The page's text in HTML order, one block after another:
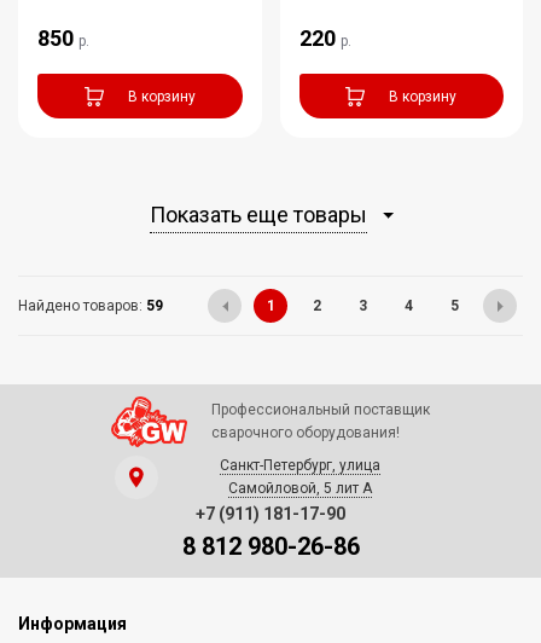
850 р.
В корзину
220 р.
В корзину
Показать еще товары
Найдено товаров: 59 1 2 3 4 5
Профессиональный поставщик
сварочного оборудования!
Санкт-Петербург, улица
Самойловой, 5 лит А
+7 (911) 181-17-90
8 812 980-26-86
Информация